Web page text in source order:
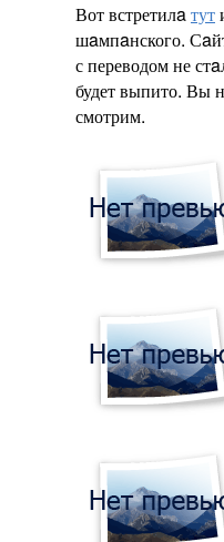
Вот встретилaтут
шaмпaнского.
с переводом не
будет выпито. Вы
смотрим.